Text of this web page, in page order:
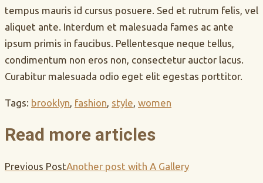
tempus mauris id cursus posuere. Sed et rutrum felis, vel
aliquet ante. Interdum et malesuada fames ac ante
ipsum primis in faucibus. Pellentesque neque tellus,
condimentum non eros non, consectetur auctor lacus.
Curabitur malesuada odio eget elit egestas porttitor.
Tags: brooklyn fashion style women
Read more articles
Previous PostAnother post with A Gallery